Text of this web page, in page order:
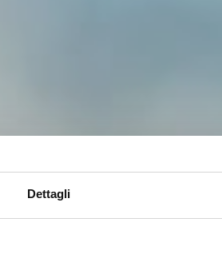
Dettagli